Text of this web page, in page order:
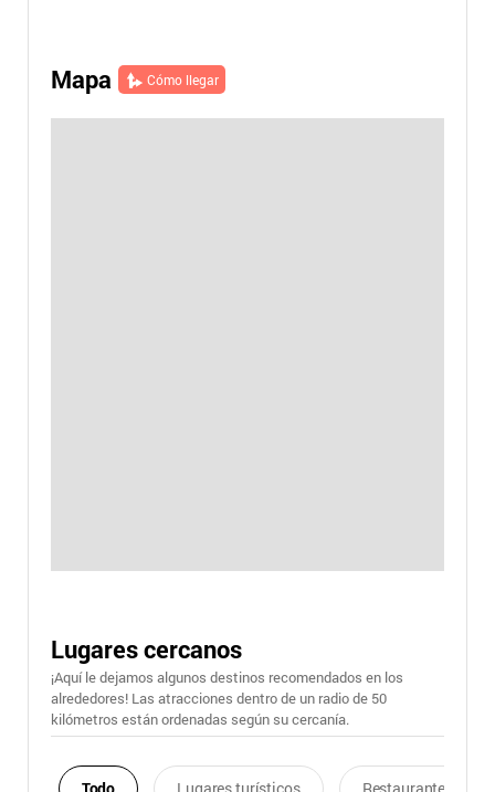
Mapa Cómo llegar
Lugares cercanos
¡Aquí le dejamos algunos destinos recomendados en los
alrededores! Las atracciones dentro de un radio de 50
kilómetros están ordenadas según su cercanía.